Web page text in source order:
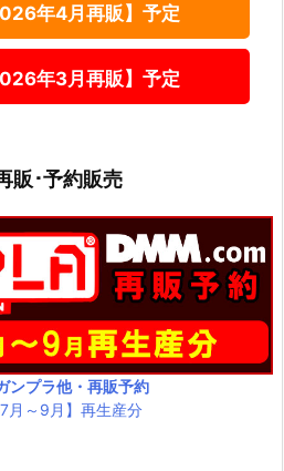
年4月再販】予定
年3月再販】予定
販･予約販売
ンプラ他・再販予約
月～9月】再生産分